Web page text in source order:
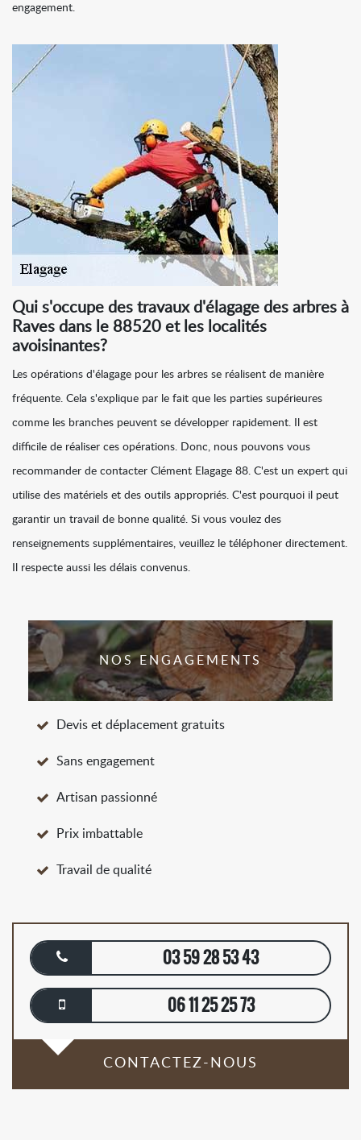
engagement.
Qui s'occupe des travaux d'élagage des arbres à
Raves dans le 88520 et les localités
avoisinantes?
Les opérations d'élagage pour les arbres se réalisent de manière
fréquente. Cela s'explique par le fait que les parties supérieures
comme les branches peuvent se développer rapidement. Il est
difficile de réaliser ces opérations. Donc, nous pouvons vous
recommander de contacter Clément Elagage 88. C'est un expert qui
utilise des matériels et des outils appropriés. C'est pourquoi il peut
garantir un travail de bonne qualité. Si vous voulez des
renseignements supplémentaires, veuillez le téléphoner directement.
Il respecte aussi les délais convenus.
NOS ENGAGEMENTS
Devis et déplacement gratuits
Sans engagement
Artisan passionné
Prix imbattable
Travail de qualité
03 59 28 53 43
06 11 25 25 73
CONTACTEZ-NOUS